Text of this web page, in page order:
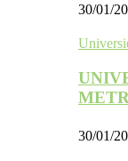
30/01/
30/01/